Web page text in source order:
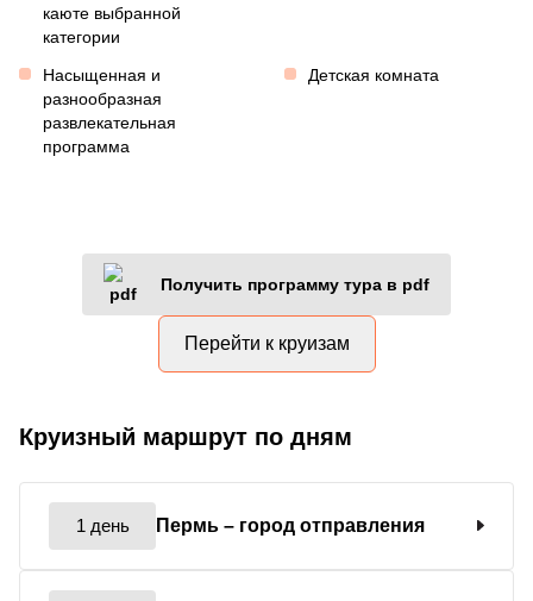
каюте выбранной
категории
Насыщенная и
разнообразная
развлекательная
программа
Детская комната
Получить программу тура в pdf
Перейти к круизам
Круизный маршрут по дням
1 день Пермь – город отправления